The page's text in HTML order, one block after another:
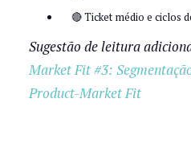
🔴 Ticket médio e ciclos
Sugestão de leitura
Market Fit #3:
Product-Market Fit